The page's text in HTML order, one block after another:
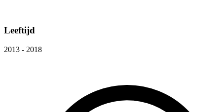
Leeftijd
2013 - 2018